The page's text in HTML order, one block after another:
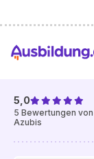
5,0
5 Bewertungen von
Azubis